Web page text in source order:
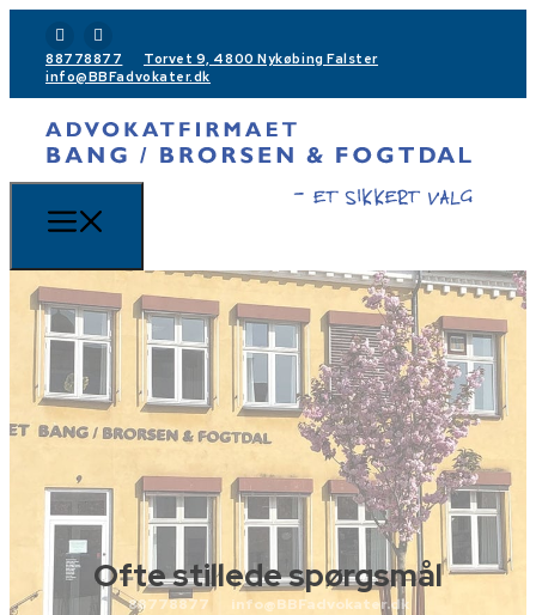
88778877
Torvet 9, 4800 Nykøbing Falster
info@BBFadvokater.dk
Ofte stillede spørgsmål
88778877 info@BBFadvokater.dk